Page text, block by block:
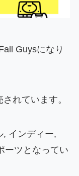
Guysになり
れています。
, インディー,
ーツとなってい